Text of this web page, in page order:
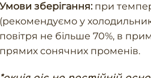
Умови зберігання:при
(рекомендуємо у
повітря не більше 70%, в
прямих сонячних променів.